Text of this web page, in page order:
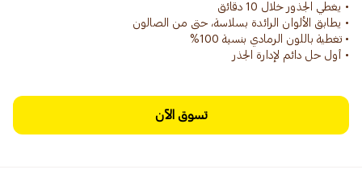
• أول حل دائم لإدارة الجذر
تسوق الآن